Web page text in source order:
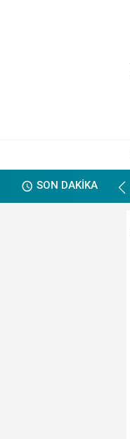
SON DAKİKA